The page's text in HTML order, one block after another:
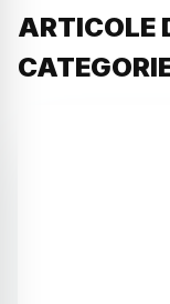
ARTICOLE